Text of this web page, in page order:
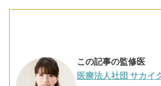
この記事の監修医
医療法人社団 サカイ